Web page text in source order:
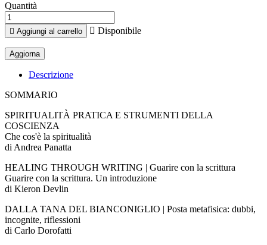
Quantità
 Aggiungi al carrello  Disponibile
Descrizione
SOMMARIO
SPIRITUALITÀ PRATICA E STRUMENTI DELLA
COSCIENZA
Che cos'è la spiritualità
di Andrea Panatta
HEALING THROUGH WRITING | Guarire con la scrittura
Guarire con la scrittura. Un introduzione
di Kieron Devlin
DALLA TANA DEL BIANCONIGLIO | Posta metafisica: dubbi,
incognite, riflessioni
di Carlo Dorofatti